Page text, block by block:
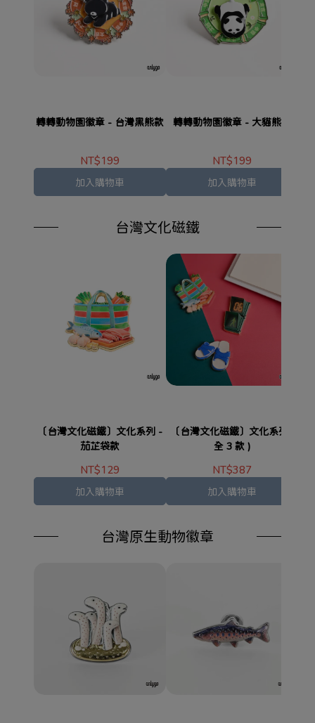
轉轉動物園徽章 - 台灣黑熊款
NT$199
加入購物車
轉轉動物園徽章 - 大貓熊款
NT$199
加入購物車
台灣文化磁鐵
〔台灣文化磁鐵〕文化系列 -
茄芷袋款
NT$129
加入購物車
〔台灣文化磁鐵〕文化系列 (
全 3 款 )
NT$387
加入購物車
台灣原生動物徽章